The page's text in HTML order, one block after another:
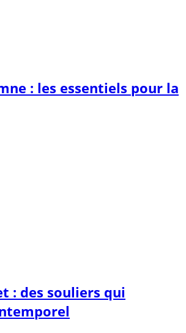
: les essentiels pour la
: des souliers qui